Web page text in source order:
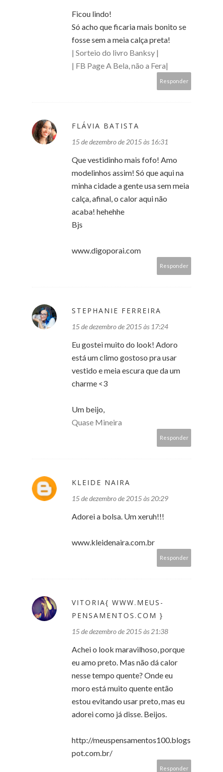
Ficou lindo!
Só acho que ficaria mais bonito se
fosse sem a meia calça preta!
| Sorteio do livro Banksy |
| FB Page A Bela, não a Fera|
Responder
FLÁVIA BATISTA
15 de dezembro de 2015 às 16:31
Que vestidinho mais fofo! Amo
modelinhos assim! Só que aqui na
minha cidade a gente usa sem meia
calça, afinal, o calor aqui não
acaba! hehehhe
Bjs
www.digoporai.com
Responder
STEPHANIE FERREIRA
15 de dezembro de 2015 às 17:24
Eu gostei muito do look! Adoro
está um climo gostoso pra usar
vestido e meia escura que da um
charme <3
Um beijo,
Quase Mineira
Responder
KLEIDE NAIRA
15 de dezembro de 2015 às 20:29
Adorei a bolsa. Um xeruh!!!
www.kleidenaira.com.br
Responder
VITORIA{ WWW.MEUS-
PENSAMENTOS.COM }
15 de dezembro de 2015 às 21:38
Achei o look maravilhoso, porque
eu amo preto. Mas não dá calor
nesse tempo quente? Onde eu
moro está muito quente então
estou evitando usar preto, mas eu
adorei como já disse. Beijos.
http://meuspensamentos100.blogs
pot.com.br/
Responder